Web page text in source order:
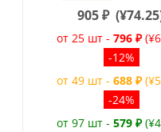
905₽ (¥74.25
от 25 шт - 796 ₽
-12%
от 49 шт - 688 ₽
-24%
от 97 шт - 579 ₽